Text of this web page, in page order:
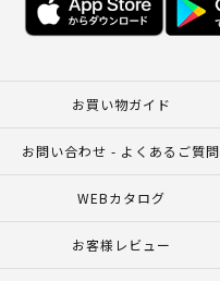
お買い物ガイド
お問い合わせ - よくあるご質問
WEBカタログ
お客様レビュー